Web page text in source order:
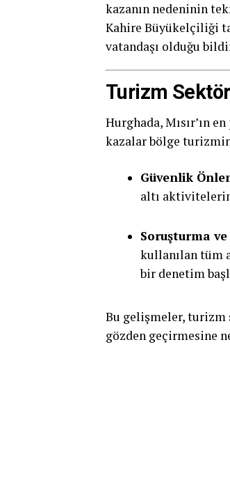
kazanın nedeninin
Kahire Büyükelçiliği
vatandaşı olduğu
Turizm
Hurghada, Mısır’ın
kazalar bölge
Güvenlik
altı
Soruşturma
kullanılan tüm
bir denetim
Bu gelişmeler, turizm
gözden geçirmesine